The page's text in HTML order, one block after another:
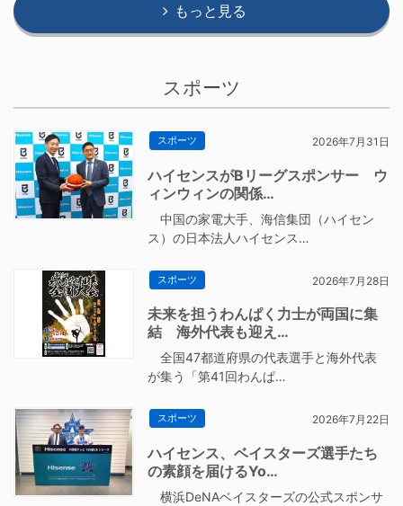
もっと見る
スポーツ
スポーツ 2026年7月31日
ハイセンスがBリーグスポンサー ウ
ィンウィンの関係…
中国の家電大手、海信集団（ハイセン
ス）の日本法人ハイセンス…
スポーツ 2026年7月28日
未来を担うわんぱく力士が両国に集
結 海外代表も迎え…
全国47都道府県の代表選手と海外代表
が集う「第41回わんぱ…
スポーツ 2026年7月22日
ハイセンス、ベイスターズ選手たち
の素顔を届けるYo…
横浜DeNAベイスターズの公式スポンサ